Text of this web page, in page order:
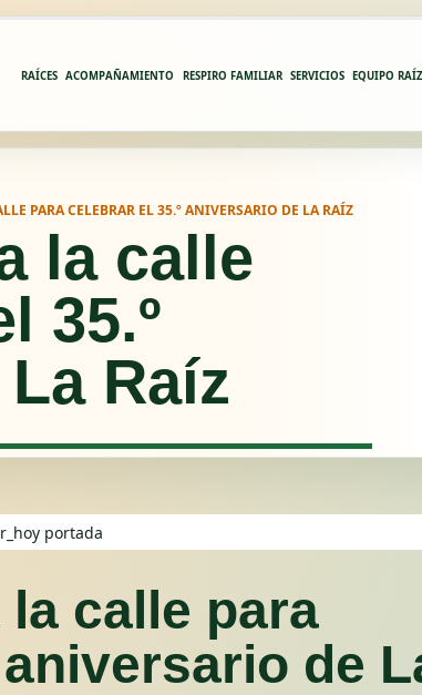
RAÍCES ACOMPAÑAMIENTO RESPIRO FAMILIAR SERVICIOS EQUIPO
PARA CELEBRAR EL 35.º ANIVERSARIO DE LA RAÍZ
la calle
35.º
Raíz
calle para
de